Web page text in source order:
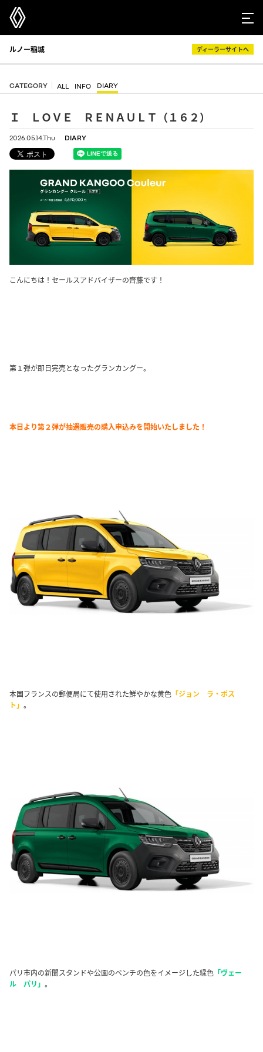
ルノー稲城 ディーラーサイトへ
CATEGORY ALL INFO DIARY
Ｉ ＬＯＶＥ ＲＥＮＡＵＬＴ（１６２）
2026.05.14.Thu DIARY
こんにちは！セールスアドバイザーの齊藤です！
第１弾が即日完売となったグランカングー。
本日より第２弾が抽選販売の購入申込みを開始いたしました！
本国フランスの郵便局にて使用された鮮やかな黄色 「ジョン ラ・ポス
ト」 。
パリ市内の新聞スタンドや公園のベンチの色をイメージした緑色 「ヴェー
ル パリ」 。